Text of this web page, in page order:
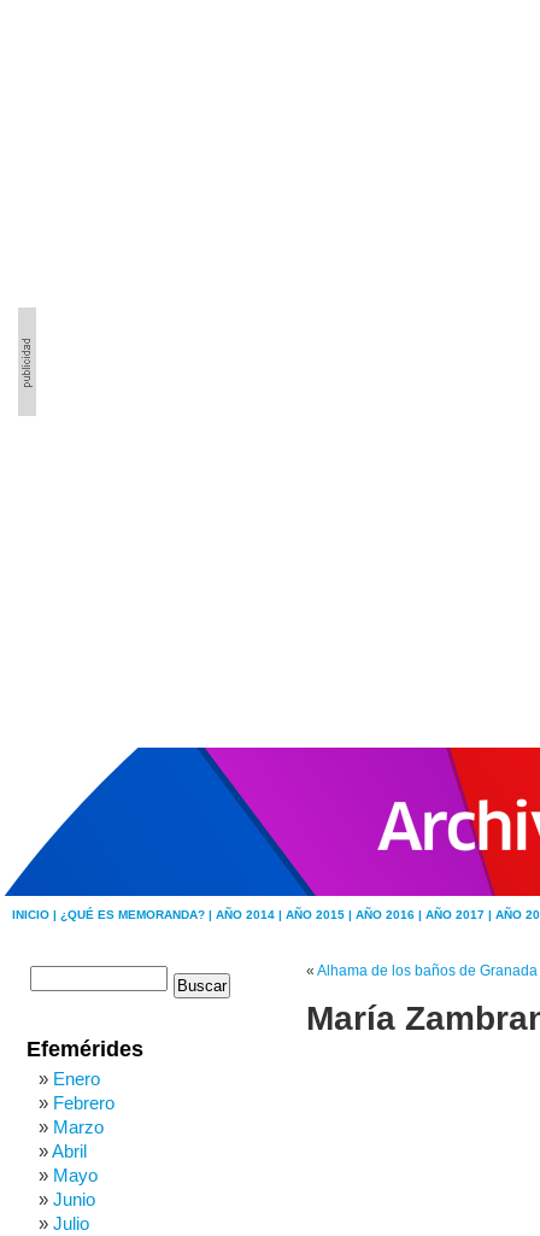
INICIO | ¿QUÉ ES MEMORANDA? | AÑO 2014 | AÑO 2015 | AÑO 2016 | AÑO 2017 | AÑO
« Alhama de los baños de
María
Efemérides
Enero
Febrero
Marzo
Abril
Mayo
Junio
Julio